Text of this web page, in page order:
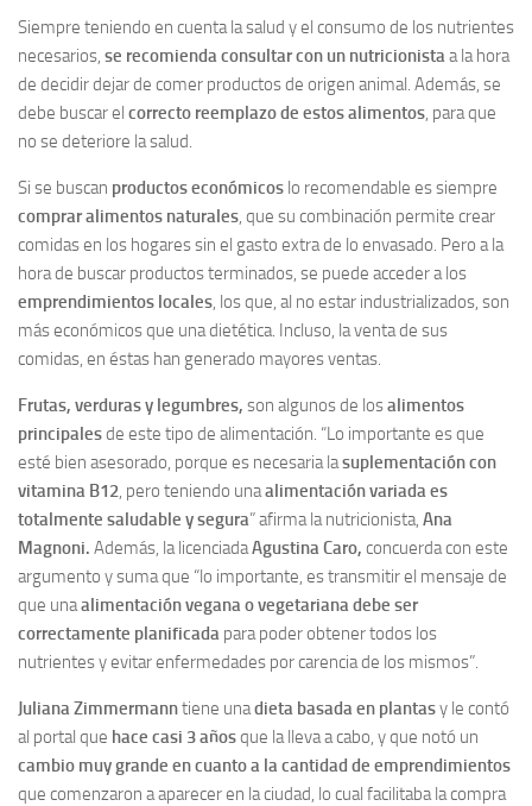
Siempre teniendo en cuenta la salud y el consumo de los nutrientes
necesarios, se recomienda consultar con un nutricionistaa la hora
de decidir dejar de comer productos de origen animal. Además, se
debe buscar el correcto reemplazo de estos alimentos, para que
no se deteriore la salud.
Si se buscan productos económicos lo recomendable es siempre
comprar alimentos naturales, que su combinación permite crear
comidas en los hogares sin el gasto extra de lo envasado. Pero a la
hora de buscar productos terminados, se puede acceder a los
emprendimientos locales, los que, al no estar industrializados, son
más económicos que una dietética. Incluso, la venta de sus
comidas, en éstas han generado mayores ventas.
Frutas, verduras y legumbres, son algunos de losalimentos
principalesde este tipo de alimentación. “Lo importante es que
esté bien asesorado, porque es necesaria lasuplementación con
vitamina B12, pero teniendo unaalimentación variada es
totalmente saludable y segura” afirma la nutricionista, Ana
Magnoni. Además, la licenciadaAgustina Caro, concuerda con este
argumento y suma que “lo importante, es transmitir el mensaje de
que unaalimentación vegana o vegetariana debe ser
correctamente planificada para poder obtener todos los
nutrientes y evitar enfermedades por carencia de los mismos”.
Juliana Zimmermanntiene unadieta basada en plantasy le contó
al portal que hace casi 3 añosque la lleva a cabo, y que notó un
cambio muy grande en cuanto a la cantidad de emprendimientos
que comenzaron a aparecer en la ciudad, lo cual facilitaba la compra